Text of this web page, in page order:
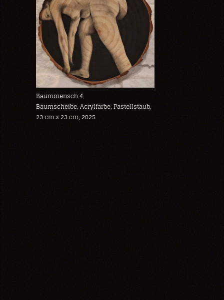
Baummensch 4
Baumscheibe, Acrylfarbe, Pastellstaub,
23 cm x 23 cm, 2025